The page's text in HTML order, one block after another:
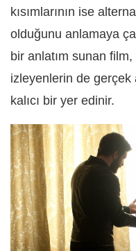
kısımlarının ise
olduğunu anlamaya
bir anlatım sunan
izleyenlerin de gerçek
kalıcı bir yer edinir.